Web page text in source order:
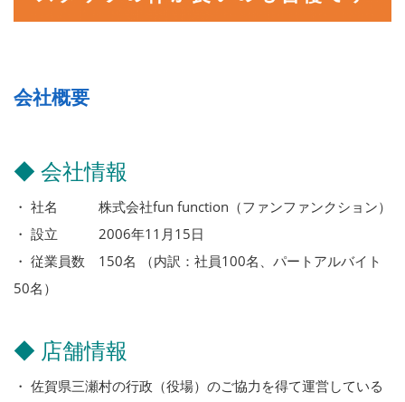
会社概要
◆ 会社情報
・ 社名 株式会社fun function（ファンファンクション）
・ 設立 2006年11月15日
・ 従業員数 150名 （内訳：社員100名、パートアルバイト
50名）
◆ 店舗情報
・ 佐賀県三瀬村の行政（役場）のご協力を得て運営している